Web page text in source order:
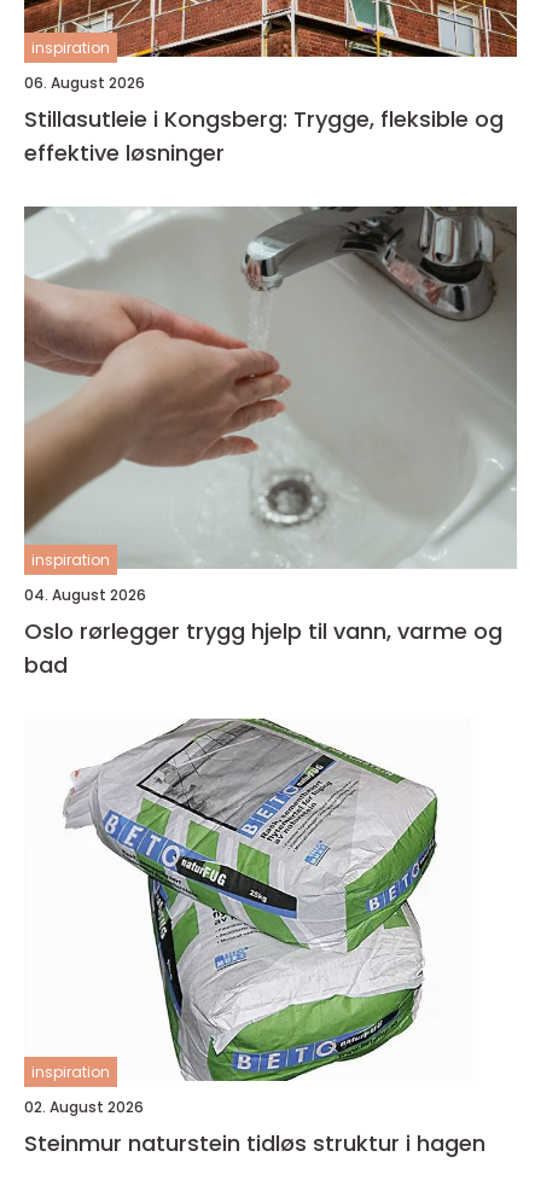
inspiration
06. August 2026
Stillasutleie i Kongsberg: Trygge, fleksible og
effektive løsninger
inspiration
04. August 2026
Oslo rørlegger trygg hjelp til vann, varme og
bad
inspiration
02. August 2026
Steinmur naturstein tidløs struktur i hagen